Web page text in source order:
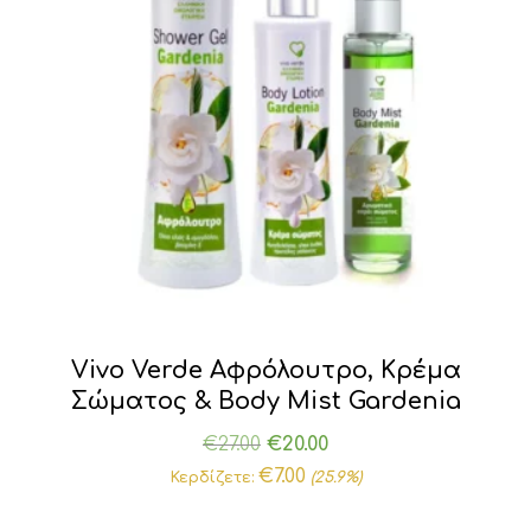
Vivo Verde Αφρόλουτρο, Κρέμα
Σώματος & Body Mist Gardenia
€27.00 Original
price
€20.00Η
τρέχουσα
Κερδίζετε: €7.00 (25.9%)